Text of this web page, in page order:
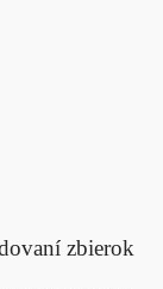
zbierok